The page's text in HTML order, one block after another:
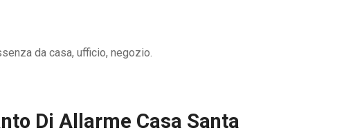
da casa, ufficio, negozio.
Di Allarme Casa Santa